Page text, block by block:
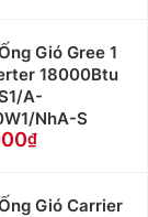
Gió Gree 1
18000Btu
A-
NhA-S
Gió Carrier